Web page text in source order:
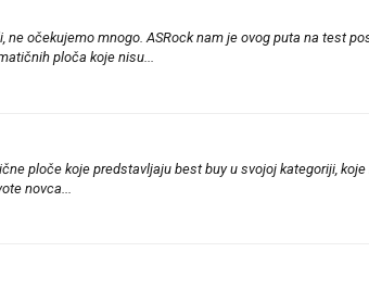
očekujemo mnogo. ASRock nam je ovog puta na test
ploča koje nisu...
ploče koje predstavljaju best buy u svojoj kategoriji,
novca...